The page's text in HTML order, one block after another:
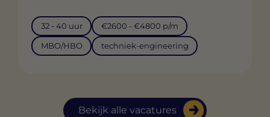
Bekijk alle vacatures
32 - 40 uur €2600 - €4800 p/m
MBO/HBO techniek-engineering